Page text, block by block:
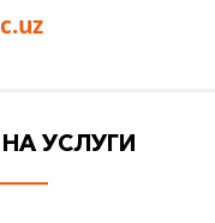
УСЛУГИ